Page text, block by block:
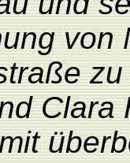
von
Clara